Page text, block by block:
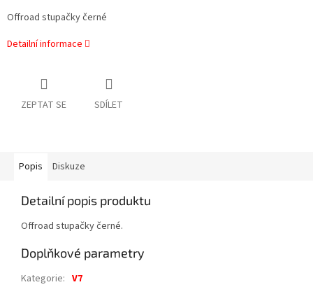
Offroad stupačky černé
Detailní informace
ZEPTAT SE SDÍLET
Popis Diskuze
Detailní popis produktu
Offroad stupačky černé.
Doplňkové parametry
Kategorie: V7